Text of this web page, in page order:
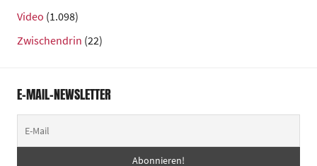
Video (1.098)
Zwischendrin (22)
E-MAIL-NEWSLETTER